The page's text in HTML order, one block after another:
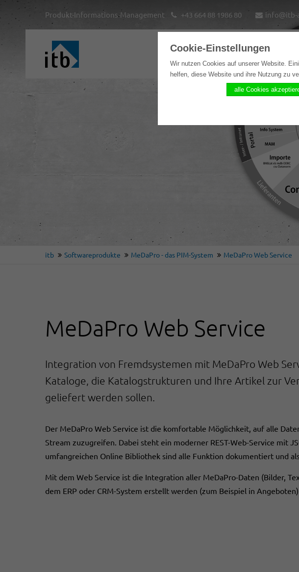
Produkt-Informations-Management +43 664 88 1986 80
Home Lösungen
itb Softwareprodukte MeDaPro - das PIM-System MeDaPro Web Service
MeDaPro Web Service
Integration von Fremdsystemen mit MeDaPro Web
Kataloge, die Katalogstrukturen und Ihre Artikel zur
geliefert werden sollen.
Der MeDaPro Web Service ist die komfortable Möglichkeit, auf alle
Stream zuzugreifen. Dabei steht ein moderner REST-Web-Service mit
umfangreichen Online Bibliothek sind alle Funktion dokumentiert und
Mit dem Web Service ist die Integration aller MeDaPro-Daten (Bilder,
dem ERP oder CRM-System erstellt werden (zum Beispiel in
Cookie-Einstellungen
Wir nutzen Cookies auf unserer Website.
helfen, diese Website und ihre Nutzung zu
alle Cookies